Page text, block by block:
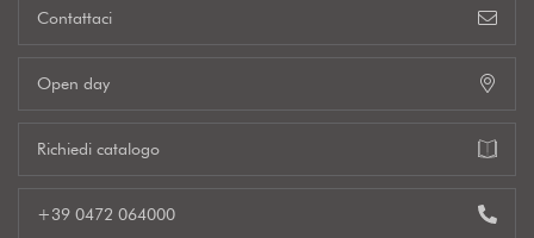
Contattaci
Open day
Richiedi catalogo
+39 0472 064000